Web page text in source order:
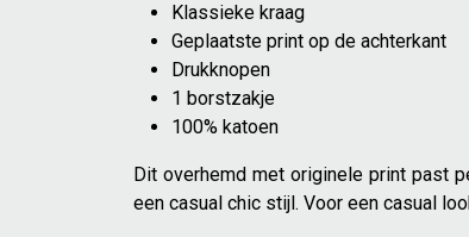
Klassieke kraag
Geplaatste print op de achterkant
Drukknopen
1 borstzakje
100% katoen
Dit overhemd met originele print past
een casual chic stijl. Voor een casual